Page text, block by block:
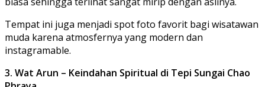
Tempat ini juga menjadi spot foto favorit bagi wisatawan
muda karena atmosfernya yang modern dan
instagramable.
3. Wat Arun – Keindahan Spiritual di Tepi Sungai Chao